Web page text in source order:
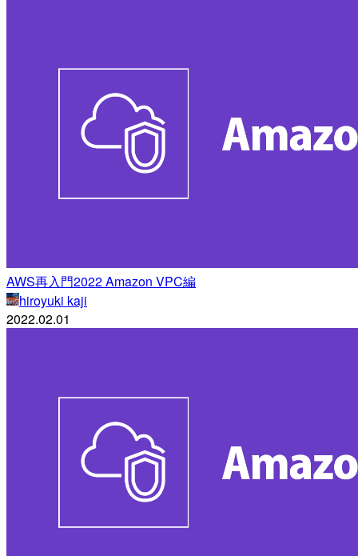
AWS再入門2022 Amazon VPC編
hiroyuki kaji
2022.02.01